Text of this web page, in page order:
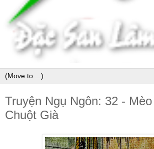
Truyện Ngụ Ngôn: 32 -
Chuột Già